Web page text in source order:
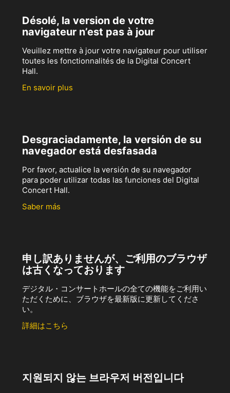
Désolé, la version de votre
navigateur n’est pas à jour
Veuillez mettre à jour votre navigateur pour utiliser
toutes les fonctionnalités de la Digital Concert
Hall.
En savoir plus
Desgraciadamente, la versión de su
navegador está desfasada
Por favor, actualice la versión de su navegador
para poder utilizar todas las funciones del Digital
Concert Hall.
Saber más
申し訳ありませんが、ご利用のブラウザ
は古くなっております
デジタル・コンサートホールの全ての機能をご利用い
ただくために、ブラウザを最新版に更新してくださ
い。
詳細はこちら
지원되지 않는 브라우저 버전입니다